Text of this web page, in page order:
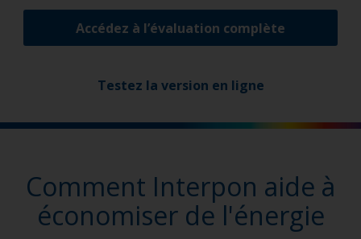
Accédez à l’évaluation complète
Testez la version en ligne
Comment Interpon aide à
économiser de l'énergie